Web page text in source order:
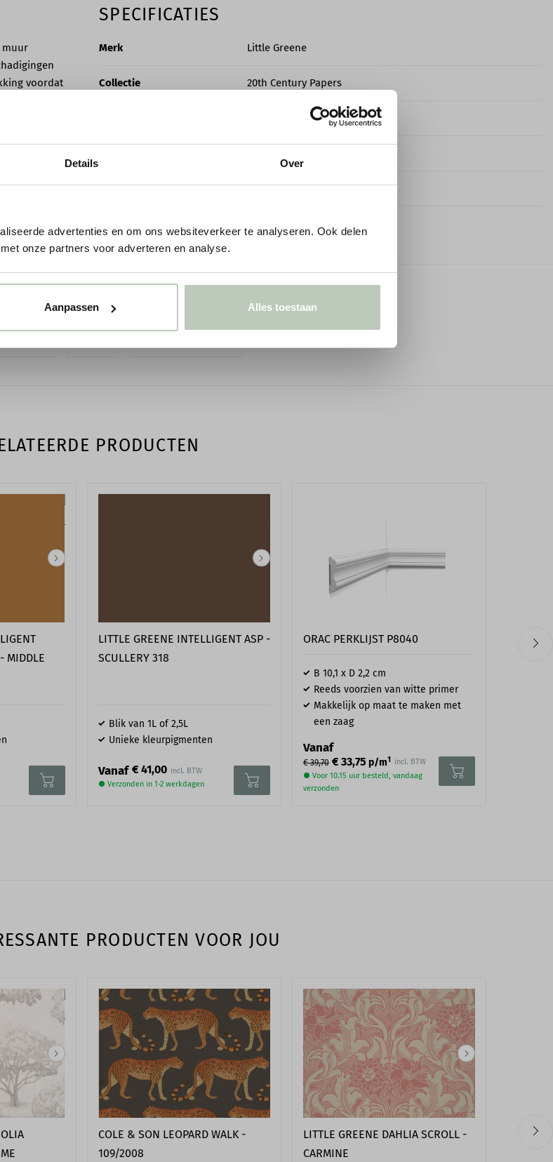
Details Over
advertenties en om ons websiteverkeer te analyseren. Ook delen
onze partners voor adverteren en analyse.
Aanpassen Alles toestaan
muur
voordat
van de
SPECIFICATIES
Merk Little Greene
Collectie 20th Century Papers
Niet-geweven behangpapier
Rolbreedte 52,0 cm
Reinigen Sponsbaar
LEES MEER
PRODUCTEN
MIDDLE
LITTLE GREENE INTELLIGENT ASP -
SCULLERY 318
Blik van 1L of 2,5L
Unieke kleurpigmenten
Vanaf € 41,00
● Verzonden in 1-2 werkdagen
ORAC PERKLIJST P8040
B 10,1 x D 2,2 cm
Reeds voorzien van witte primer
Makkelijk op maat te maken met
een zaag
Vanaf
€ 39,70 € 33,75 p/m1
incl. BTW
● Voor 10.15 uur besteld, vandaag
verzonden
PAINT
PRODUCTEN VOOR JOU
COLE & SON LEOPARD WALK -
109/2008
LITTLE GREENE DAHLIA SCROLL -
CARMINE
COLE